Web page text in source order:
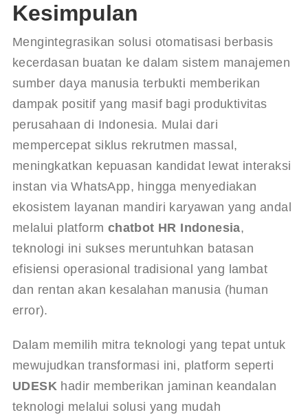
Kesimpulan
Mengintegrasikan solusi otomatisasi berbasis
kecerdasan buatan ke dalam sistem manajemen
sumber daya manusia terbukti memberikan
dampak positif yang masif bagi produktivitas
perusahaan di Indonesia. Mulai dari
mempercepat siklus rekrutmen massal,
meningkatkan kepuasan kandidat lewat interaksi
instan via WhatsApp, hingga menyediakan
ekosistem layanan mandiri karyawan yang andal
melalui platform chatbot HR Indonesia,
teknologi ini sukses meruntuhkan batasan
efisiensi operasional tradisional yang lambat
dan rentan akan kesalahan manusia (human
error).
Dalam memilih mitra teknologi yang tepat untuk
mewujudkan transformasi ini, platform seperti
UDESK hadir memberikan jaminan keandalan
teknologi melalui solusi yang mudah